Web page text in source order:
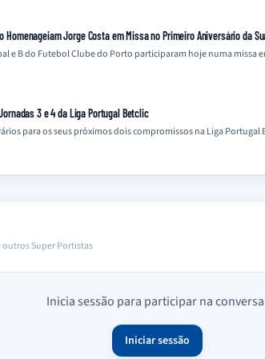
Homenageiam Jorge Costa em Missa no Primeiro Aniversário da
e B do Futebol Clube do Porto participaram hoje numa missa
3 e 4 da Liga Portugal Betclic
para os seus próximos dois compromissos na Liga
Super Portistas
Inicia sessão para participar na
Iniciar sessão